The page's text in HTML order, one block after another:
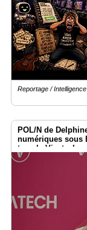
Reportage /
POL/N de
numériques sous
temple Vivatech